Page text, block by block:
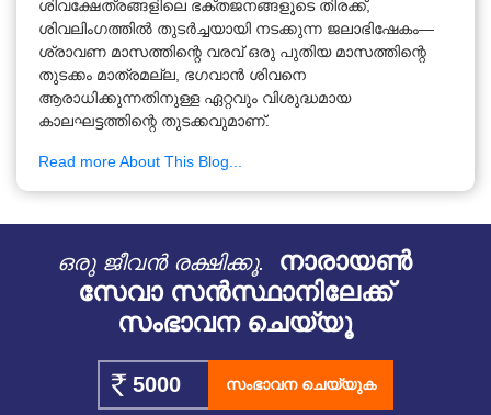
ശിവക്ഷേത്രങ്ങളിലെ ഭക്തജനങ്ങളുടെ തിരക്ക്,
ശിവലിംഗത്തിൽ തുടർച്ചയായി നടക്കുന്ന ജലാഭിഷേകം—
ശ്രാവണ മാസത്തിന്റെ വരവ് ഒരു പുതിയ മാസത്തിന്റെ
തുടക്കം മാത്രമല്ല, ഭഗവാൻ ശിവനെ
ആരാധിക്കുന്നതിനുള്ള ഏറ്റവും വിശുദ്ധമായ
കാലഘട്ടത്തിന്റെ തുടക്കവുമാണ്.
Read more About This Blog...
ഒരു ജീവൻ രക്ഷിക്കൂ.
നാരായൺ
സേവാ സൻസ്ഥാനിലേക്ക്
സംഭാവന ചെയ്യൂ
സംഭാവന ചെയ്യുക